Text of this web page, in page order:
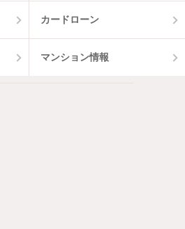
カードローン
マンション情報